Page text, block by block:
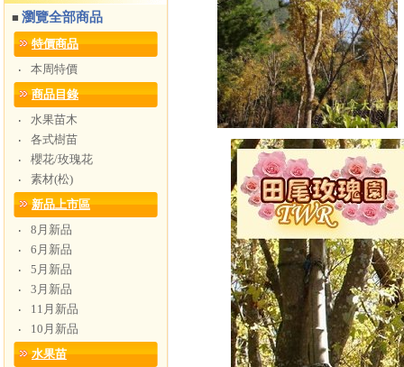
■瀏覽全部商品
特價商品
‧
本周特價
商品目錄
‧
水果苗木
‧
各式樹苗
‧
櫻花/玫瑰花
‧
素材(松)
新品上市區
‧
8月新品
‧
6月新品
‧
5月新品
‧
3月新品
‧
11月新品
‧
10月新品
水果苗